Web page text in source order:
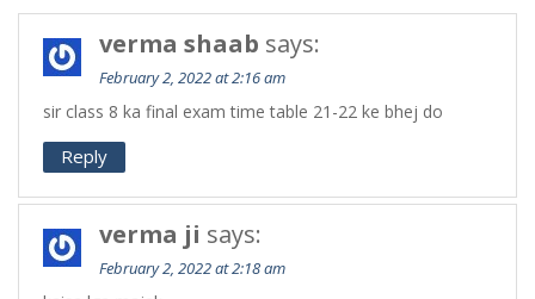
verma shaab says:
February 2, 2022 at 2:16 am
sir class 8 ka final exam time table 21-22 ke bhej do
Reply
verma ji says:
February 2, 2022 at 2:18 am